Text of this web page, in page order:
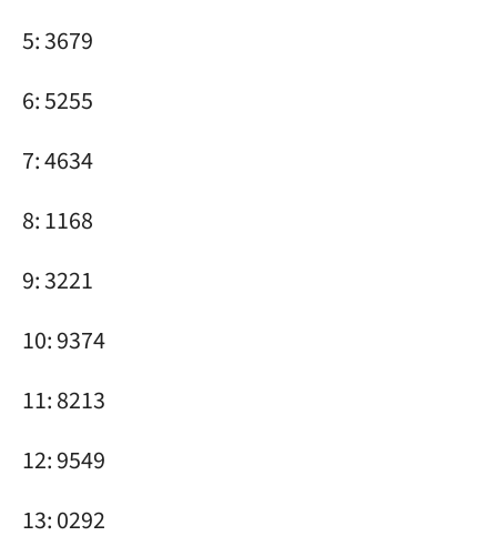
5: 3679
6: 5255
7: 4634
8: 1168
9: 3221
10: 9374
11: 8213
12: 9549
13: 0292